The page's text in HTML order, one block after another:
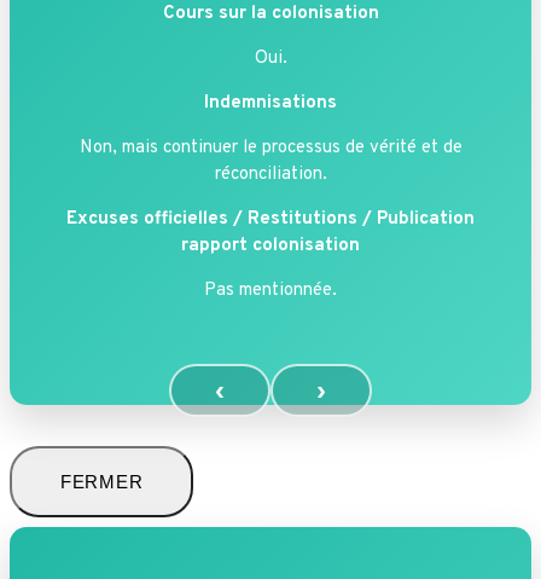
Cours sur la colonisation
Oui.
Indemnisations
Non, mais continuer le processus de vérité et de
réconciliation.
Excuses officielles / Restitutions / Publication
rapport colonisation
Pas mentionnée.
‹ ›
FERMER